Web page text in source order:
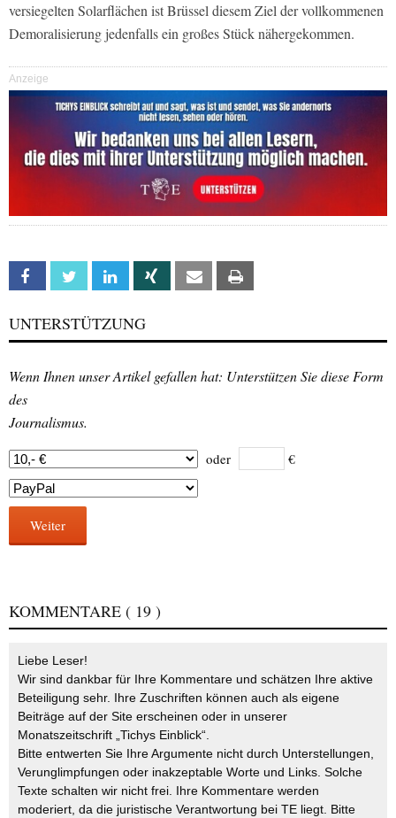
versiegelten Solarflächen ist Brüssel diesem Ziel der vollkommenen
Demoralisierung jedenfalls ein großes Stück nähergekommen.
Anzeige
Facebook Twitter Linkedin Xing Email
UNTERSTÜTZUNG
Wenn Ihnen unser Artikel gefallen hat: Unterstützen Sie diese Form
des
Journalismus.
oder €
Weiter
KOMMENTARE ( 19 )
Liebe Leser!
Wir sind dankbar für Ihre Kommentare und schätzen Ihre aktive
Beteiligung sehr. Ihre Zuschriften können auch als eigene
Beiträge auf der Site erscheinen oder in unserer
Monatszeitschrift „Tichys Einblick“.
Bitte entwerten Sie Ihre Argumente nicht durch Unterstellungen,
Verunglimpfungen oder inakzeptable Worte und Links. Solche
Texte schalten wir nicht frei. Ihre Kommentare werden
moderiert, da die juristische Verantwortung bei TE liegt. Bitte